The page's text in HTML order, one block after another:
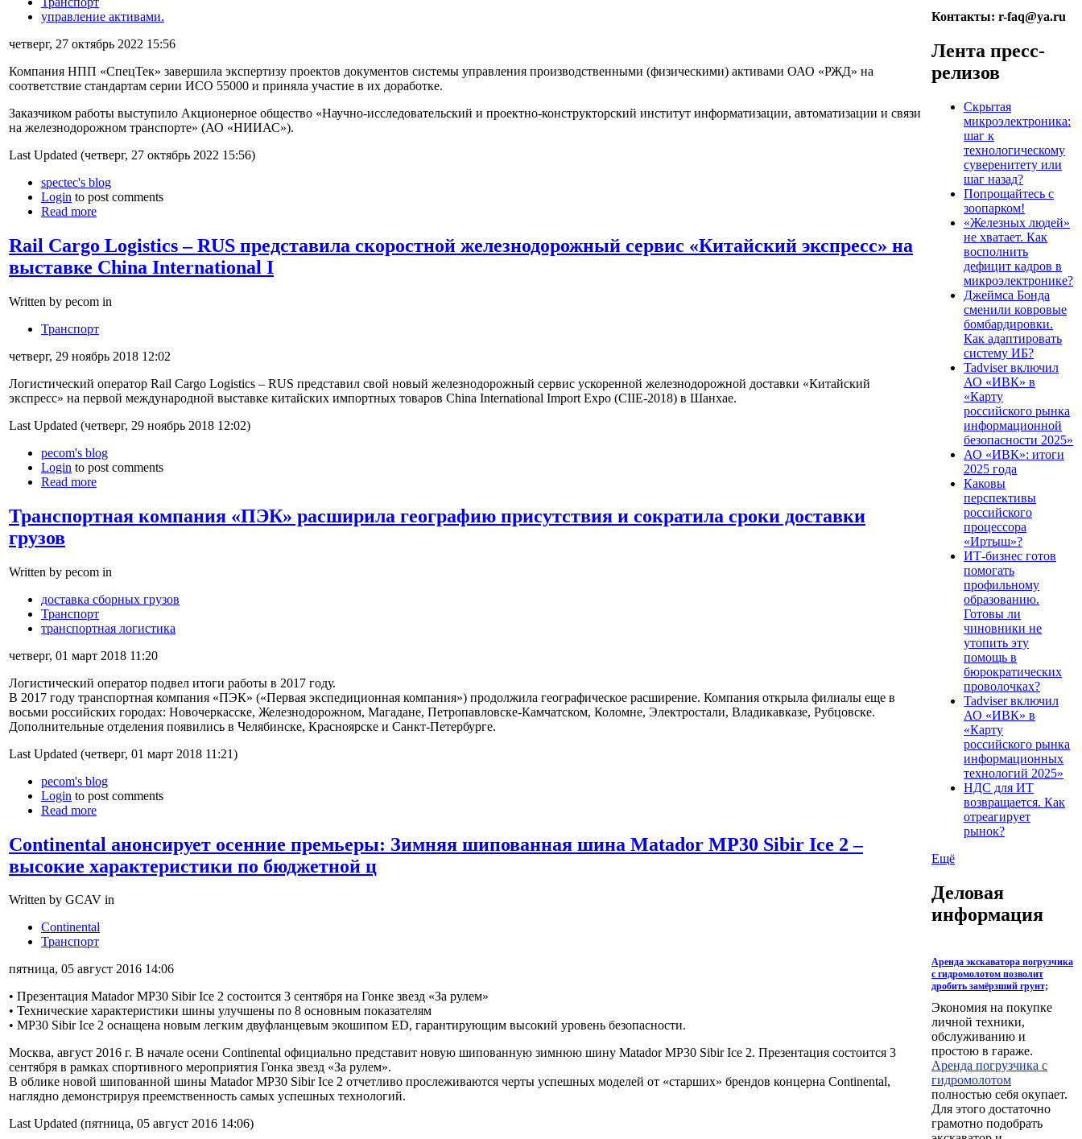
управление активами.
четверг, 27 октябрь 2022 15:56
Компания НПП «СпецТек» завершила экспертизу проектов документов системы управления производственными (физическими) активами ОАО «РЖД» на
соответствие стандартам серии ИСО 55000 и приняла участие в их доработке.
Заказчиком работы выступило Акционерное общество «Научно-исследовательский и проектно-конструкторский институт информатизации, автоматизации и связи
на железнодорожном транспорте» (АО «НИИАС»).
Last Updated (четверг, 27 октябрь 2022 15:56)
spectec's blog
Login to post comments
Read more
Rail Cargo Logistics – RUS представила скоростной железнодорожный сервис «Китайский экспресс» на
выставке China International I
Written by pecom in
Транспорт
четверг, 29 ноябрь 2018 12:02
Логистичеcкий оператор Rail Cargo Logistics – RUS представил свой новый железнодорожный сервис ускоренной железнодорожной доставки «Китайский
экспресс» на первой международной выставке китайских импортных товаров China International Import Expo (CIIE-2018) в Шанхае.
Last Updated (четверг, 29 ноябрь 2018 12:02)
pecom's blog
Login to post comments
Read more
Транспортная компания «ПЭК» расширила географию присутствия и сократила сроки доставки
грузов
Written by pecom in
доставка сборных грузов
Транспорт
транспортная логистика
четверг, 01 март 2018 11:20
Логистический оператор подвел итоги работы в 2017 году.
В 2017 году транспортная компания «ПЭК» («Первая экспедиционная компания») продолжила географическое расширение. Компания открыла филиалы еще в
восьми российских городах: Новочеркасске, Железнодорожном, Магадане, Петропавловске-Камчатском, Коломне, Электростали, Владикавказе, Рубцовске.
Дополнительные отделения появились в Челябинске, Красноярске и Санкт-Петербурге.
Last Updated (четверг, 01 март 2018 11:21)
pecom's blog
Login to post comments
Read more
Continental анонсирует осенние премьеры: Зимняя шипованная шина Matador MP30 Sibir Ice 2 –
высокие характеристики по бюджетной ц
Written by GCAV in
Continental
Транспорт
пятница, 05 август 2016 14:06
• Презентация Matador MP30 Sibir Ice 2 состоится 3 сентября на Гонке звезд «За рулем»
• Технические характеристики шины улучшены по 8 основным показателям
• MP30 Sibir Ice 2 оснащена новым легким двуфланцевым экошипом ED, гарантирующим высокий уровень безопасности.
Москва, август 2016 г. В начале осени Continental официально представит новую шипованную зимнюю шину Matador MP30 Sibir Ice 2. Презентация состоится 3
сентября в рамках спортивного мероприятия Гонка звезд «За рулем».
В облике новой шипованной шины Matador MP30 Sibir Ice 2 отчетливо прослеживаются черты успешных моделей от «старших» брендов концерна Continental,
наглядно демонстрируя преемственность самых успешных технологий.
Last Updated (пятница, 05 август 2016 14:06)
Контакты: r-faq@ya.ru
Лента пресс-
релизов
Скрытая
микроэлектроника:
шаг к
технологическому
суверенитету или
шаг назад?
Попрощайтесь с
зоопарком!
«Железных людей»
не хватает. Как
восполнить
дефицит кадров в
микроэлектронике?
Джеймса Бонда
сменили ковровые
бомбардировки.
Как адаптировать
систему ИБ?
Tadviser включил
АО «ИВК» в
«Карту
российского рынка
информационной
безопасности 2025»
АО «ИВК»: итоги
2025 года
Каковы
перспективы
российского
процессора
«Иртыш»?
ИТ-бизнес готов
помогать
профильному
образованию.
Готовы ли
чиновники не
утопить эту
помощь в
бюрократических
проволочках?
Tadviser включил
АО «ИВК» в
«Карту
российского рынка
информационных
технологий 2025»
НДС для ИТ
возвращается. Как
отреагирует
рынок?
Ещё
Деловая
информация
Аренда экскаватора погрузчика
с гидромолотом позволит
дробить замёрзший грунт;
Экономия на покупке
личной техники,
обслуживанию и
простою в гараже.
Аренда погрузчика с
гидромолотом
полностью себя окупает.
Для этого достаточно
грамотно подобрать